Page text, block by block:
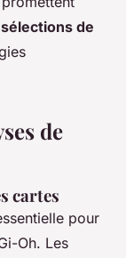
de
de
cartes
pour
Oh. Les